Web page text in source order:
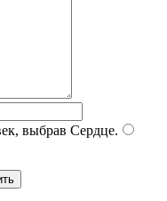
выбрав Сердце.